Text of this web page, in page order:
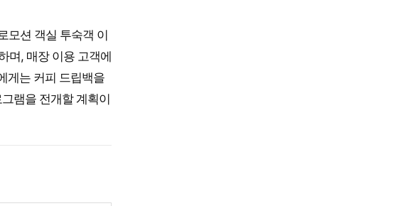
모션 객실 투숙객 이
며, 매장 이용 고객에
게는 커피 드립백을
램을 전개할 계획이